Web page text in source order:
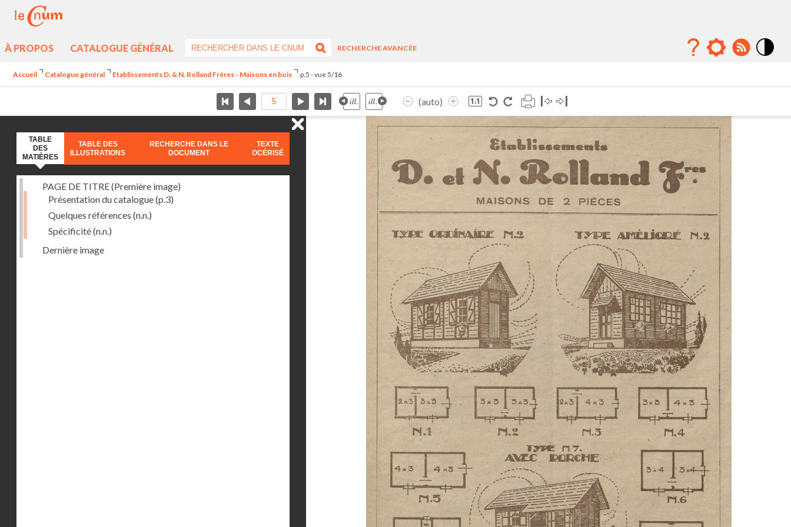
À PROPOS CATALOGUE GÉNÉRAL
RECHERCHE AVANCÉE
Accueil Catalogue général Etablissements D. & N. Rolland Frères - Maisons en bois p.5 - vue 5/16
(auto)
TABLE
DES
MATIÈRES
TABLE DES
ILLUSTRATIONS
RECHERCHE DANS LE
DOCUMENT
TEXTE
OCÉRISÉ
PAGE DE TITRE (Première image)
Présentation du catalogue(p.3)
Quelques références (n.n.)
Spécificité(n.n.)
Dernière image